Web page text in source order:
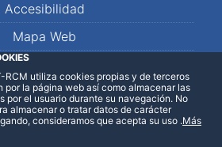
Accesibilidad
Mapa Web
RCM utiliza cookies propias y de terceros
la página web así como almacenar las
por el usuario durante su navegación. No
almacenar o tratar datos de carácter
consideramos que acepta su uso .Más